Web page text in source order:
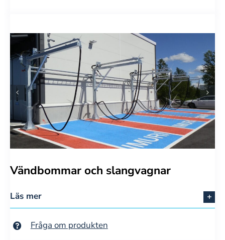
Vändbommar och slangvagnar
Läs mer
Fråga om produkten